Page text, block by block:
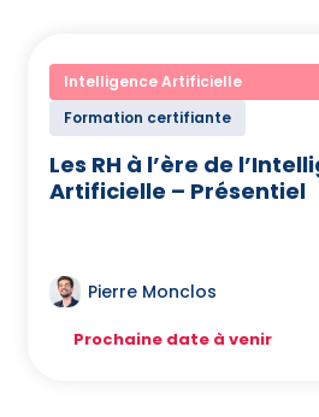
Intelligence Artificielle
Formation certifiante
Les RH à l’ère de
Artificielle – Présentiel
Pierre Monclos
Prochaine date à venir